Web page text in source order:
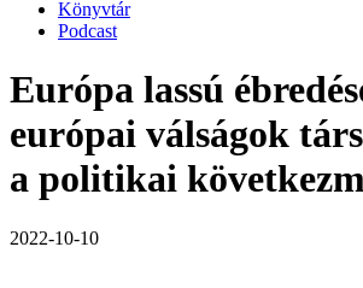
Könyvtár
Podcast
Európa lassú
európai válságok
a politikai
2022-10-10